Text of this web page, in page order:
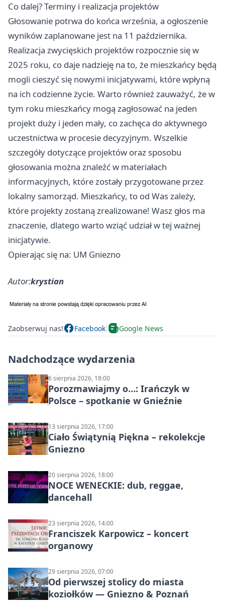
Co dalej? Terminy i realizacja projektów
Głosowanie potrwa do końca września, a ogłoszenie
wyników zaplanowane jest na 11 października.
Realizacja zwycięskich projektów rozpocznie się w
2025 roku, co daje nadzieję na to, że mieszkańcy będą
mogli cieszyć się nowymi inicjatywami, które wpłyną
na ich codzienne życie. Warto również zauważyć, że w
tym roku mieszkańcy mogą zagłosować na jeden
projekt duży i jeden mały, co zachęca do aktywnego
uczestnictwa w procesie decyzyjnym. Wszelkie
szczegóły dotyczące projektów oraz sposobu
głosowania można znaleźć w materiałach
informacyjnych, które zostały przygotowane przez
lokalny samorząd. Mieszkańcy, to od Was zależy,
które projekty zostaną zrealizowane! Wasz głos ma
znaczenie, dlatego warto wziąć udział w tej ważnej
inicjatywie.
Opierając się na: UM Gniezno
Autor:krystian
Zaobserwuj nas! Facebook Google News
Nadchodzące wydarzenia
6 sierpnia 2026, 18:00
Porozmawiajmy o…: Irańczyk w
Polsce – spotkanie w Gnieźnie
13 sierpnia 2026, 17:00
Ciało Świątynią Piękna – rekolekcje
Gniezno
20 sierpnia 2026, 18:00
NOCE WENECKIE: dub, reggae,
dancehall
23 sierpnia 2026, 14:00
Franciszek Karpowicz – koncert
organowy
29 sierpnia 2026, 07:00
Od pierwszej stolicy do miasta
koziołków — Gniezno & Poznań